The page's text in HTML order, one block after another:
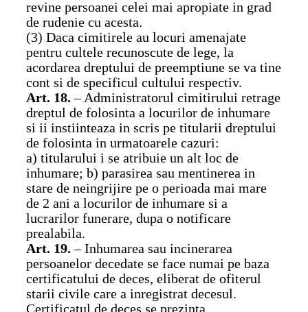
revine persoanei celei mai apropiate in grad
de rudenie cu acesta.
(3) Daca cimitirele au locuri amenajate
pentru cultele recunoscute de lege, la
acordarea dreptului de preemptiune se va tine
cont si de specificul cultului respectiv.
Art. 18.– Administratorul cimitirului retrage
dreptul de folosinta a locurilor de inhumare
si ii instiinteaza in scris pe titularii dreptului
de folosinta in urmatoarele cazuri:
a) titularului i se atribuie un alt loc de
inhumare; b) parasirea sau mentinerea in
stare de neingrijire pe o perioada mai mare
de 2 ani a locurilor de inhumare si a
lucrarilor funerare, dupa o notificare
prealabila.
Art. 19.– Inhumarea sau incinerarea
persoanelor decedate se face numai pe baza
certificatului de deces, eliberat de ofiterul
starii civile care a inregistrat decesul.
Certificatul de deces se prezinta